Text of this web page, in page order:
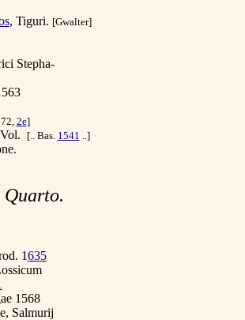
, Tiguri. [Gwalter]
Stepha-
2e]
[.. Bas. 1541 ..]
1635
1568
Salmurij